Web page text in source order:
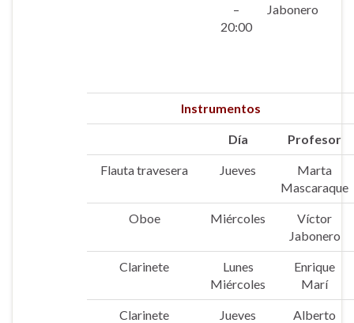
–
20:00
Jabonero
Instrumentos
Día Profesor
Flauta travesera Jueves
Marta
Mascaraque
Oboe Miércoles
Víctor
Jabonero
Clarinete
Lunes
Miércoles
Enrique
Marí
Clarinete Jueves
Alberto